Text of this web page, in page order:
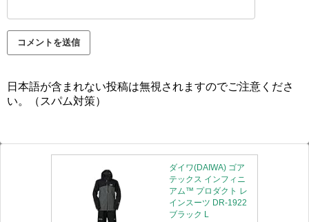
日本語が含まれない投稿は無視されますのでご注意くださ
い。（スパム対策）
ダイワ(DAIWA) ゴア
テックス インフィニ
アム™ プロダクト レ
インスーツ DR-1922
ブラック L